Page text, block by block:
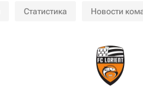
Статистика Новости